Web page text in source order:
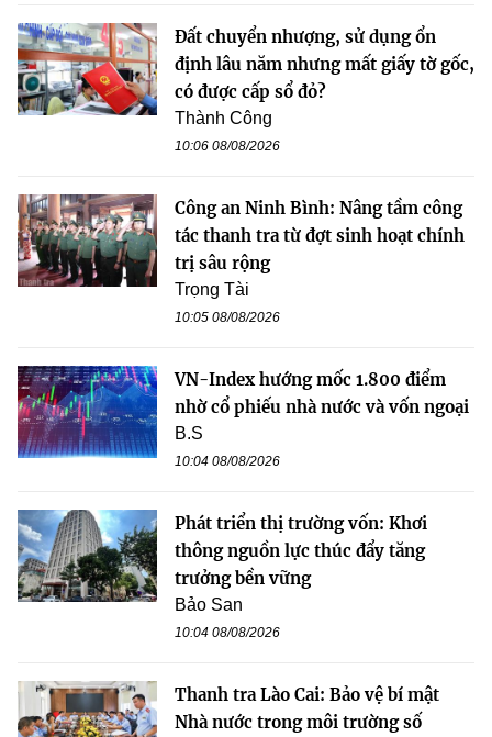
Đất chuyển nhượng, sử dụng ổn
định lâu năm nhưng mất giấy tờ gốc,
có được cấp sổ đỏ?
Thành Công
10:06 08/08/2026
Công an Ninh Bình: Nâng tầm công
tác thanh tra từ đợt sinh hoạt chính
trị sâu rộng
Trọng Tài
10:05 08/08/2026
VN-Index hướng mốc 1.800 điểm
nhờ cổ phiếu nhà nước và vốn ngoại
B.S
10:04 08/08/2026
Phát triển thị trường vốn: Khơi
thông nguồn lực thúc đẩy tăng
trưởng bền vững
Bảo San
10:04 08/08/2026
Thanh tra Lào Cai: Bảo vệ bí mật
Nhà nước trong môi trường số